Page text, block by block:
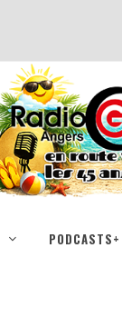
PODCASTS+